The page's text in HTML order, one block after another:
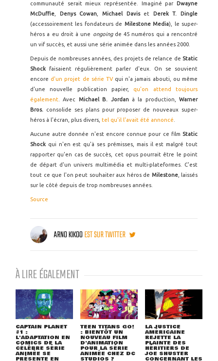
communauté serait mieux représentée. Imaginé par
Dwayne
McDuffie
Denys Cowan Michael Davis et
Derek T. Dingle
(accessoirement les fondateurs de Milestone Media), le super-
héros a eu droit à une ongoing de 45 numéros qui a rencontré
un vif succès, et aussi une série animée dans les années 2000.
Depuis de nombreuses années, des projets de relance de Static
Shock
faisaient régulièrement parler d'eux. On se souvient
encore d'un projet de série TVqui n'a jamais abouti, ou même
d'une nouvelle publication papier, qu'on attend toujours
également . Avec Michael B. Jordan à la production, Warner
Bros. consolide ses plans pour proposer de nouveaux super-
héros à l'écran, plus divers, tel qu'il l'avait été annoncé
Aucune autre donnée n'est encore connue pour ce film Static
Shock qui n'en est qu'à ses prémisses, mais il est malgré tout
rapporter qu'en cas de succès, cet opus pourrait être le point
de départ d'un univers multimédia et multi-plateformes. C'est
tout ce que l'on peut souhaiter aux héros de Milestone, laissés
sur le côté depuis de trop nombreuses années.
Source
ARNO KIKOOEST SUR TWITTER
À LIRE ÉGALEMENT
CAPTAIN PLANET
#1 :
L'ADAPTATION EN
COMICS DE LA
CÉLÈBRE SÉRIE
ANIMÉE SE
PRÉSENTE EN
TEEN TITANS GO!
: BIENTÔT UN
NOUVEAU FILM
D'ANIMATION
POUR LA SÉRIE
ANIMÉE CHEZ DC
STUDIOS ?
LA JUSTICE
AMÉRICAINE
REJETTE LA
PLAINTE DES
HÉRITIERS DE
JOE SHUSTER
CONCERNANT LES